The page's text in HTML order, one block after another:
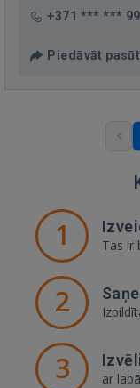
+371 *** *** 99
Piedāvāt
1 Tas ir
2
3 ar